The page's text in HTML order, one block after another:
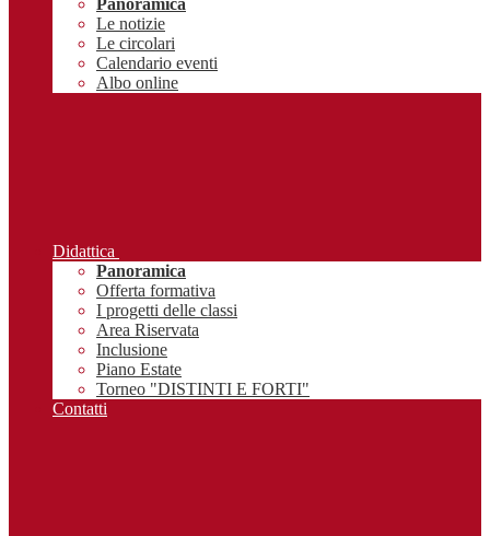
Panoramica
Le notizie
Le circolari
Calendario eventi
Albo online
Didattica
Panoramica
Offerta formativa
I progetti delle classi
Area Riservata
Inclusione
Piano Estate
Torneo "DISTINTI E FORTI"
Contatti